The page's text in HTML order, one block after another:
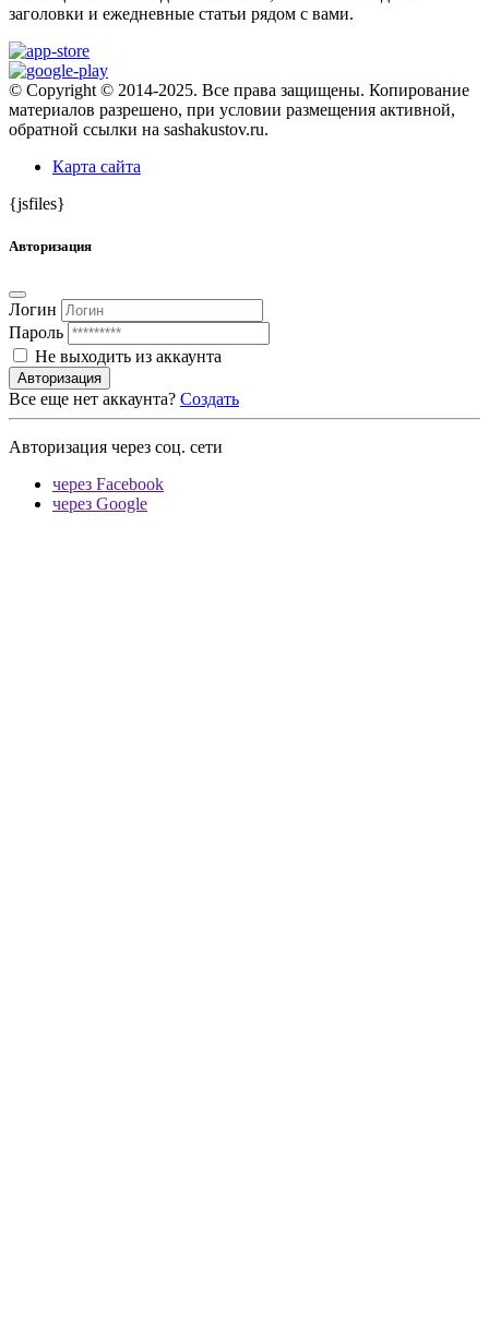
заголовки и ежедневные статьи рядом с вами.
© Copyright © 2014-2025. Все права защищены. Копирование
материалов разрешено, при условии размещения активной,
обратной ссылки на sashakustov.ru.
Карта сайта
{jsfiles}
Авторизация
Логин
Пароль
Не выходить из аккаунта
Авторизация
Все еще нет аккаунта? Создать
Авторизация через соц. сети
через Facebook
через Google